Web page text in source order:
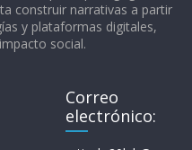
construir narrativas a partir
y plataformas digitales,
social.
Correo
electrónico: